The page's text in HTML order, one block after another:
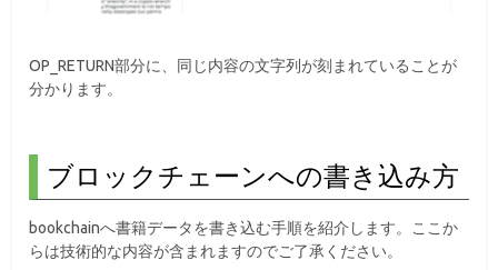
OP_RETURN部分に、同じ内容の文字列が刻まれていることが
分かります。
ブロックチェーンへの書き込み方
bookchainへ書籍データを書き込む手順を紹介します。ここか
らは技術的な内容が含まれますのでご了承ください。